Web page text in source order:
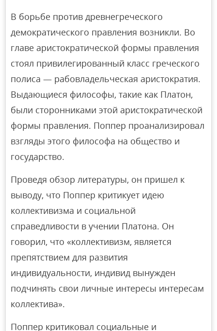
В борьбе против древнегреческого
демократического правления возникли. Во
главе аристократической формы правления
стоял привилегированный класс греческого
полиса — рабовладельческая аристократия.
Выдающиеся философы, такие как Платон,
были сторонниками этой аристократической
формы правления. Поппер проанализировал
взгляды этого философа на общество и
государство.
Проведя обзор литературы, он пришел к
выводу, что Поппер критикует идею
коллективизма и социальной
справедливости в учении Платона. Он
говорил, что «коллективизм, является
препятствием для развития
индивидуальности, индивид вынужден
подчинять свои личные интересы интересам
коллектива».
Поппер критиковал социальные и